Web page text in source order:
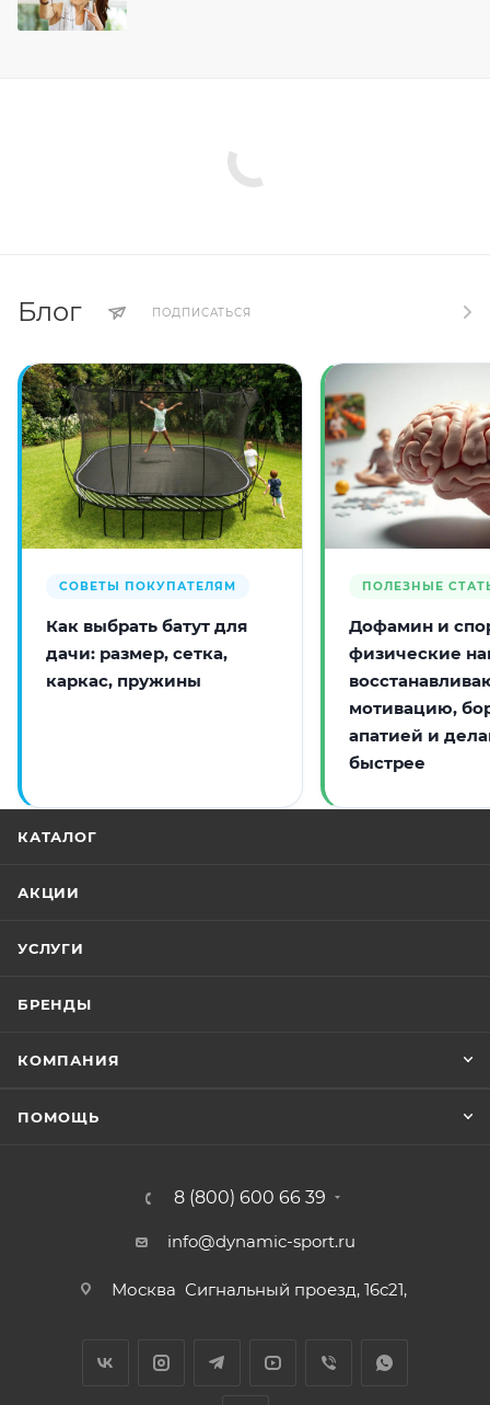
Блог ПОДПИСАТЬСЯ
СОВЕТЫ ПОКУПАТЕЛЯМ
Как выбрать батут для
дачи: размер, сетка,
каркас, пружины
ПОЛЕЗНЫЕ
Дофамин и
физические
мотивацию,
апатией и
быстрее
КАТАЛОГ
АКЦИИ
УСЛУГИ
БРЕНДЫ
КОМПАНИЯ
ПОМОЩЬ
8 (800) 600 66 39
info@dynamic-sport.ru
Москва Сигнальный проезд, 16с21,